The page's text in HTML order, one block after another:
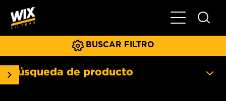
Menú
BUSCAR FILTRO
Búsqueda de producto